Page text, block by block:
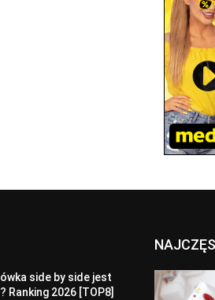
side by side jest
Ranking 2026 [TOP8]